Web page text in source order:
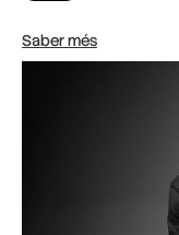
Saber més